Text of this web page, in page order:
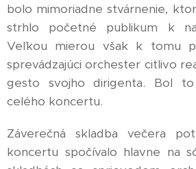
bolo mimoriadne stvárnenie,
strhlo početné publikum k
Veľkou mierou však k tomu
sprevádzajúci orchester citlivo
gesto svojho dirigenta. Bol
celého koncertu.
Záverečná skladba večera
koncertu spočívalo hlavne na